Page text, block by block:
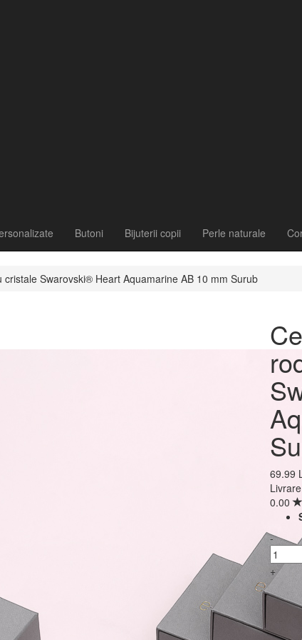
Butoni Bijuterii copii Perle naturale
Swarovski® Heart Aquamarine AB 10 mm Surub
Cercei Argint
rodiu cu cristale
Heart
69.99
0.00
-
+